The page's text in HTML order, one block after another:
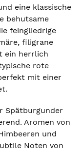
eine klassische
behutsame
feingliedrige
filigrane
ein herrlich
rote
mit einer
Spätburgunder
Aromen von
und
Noten von